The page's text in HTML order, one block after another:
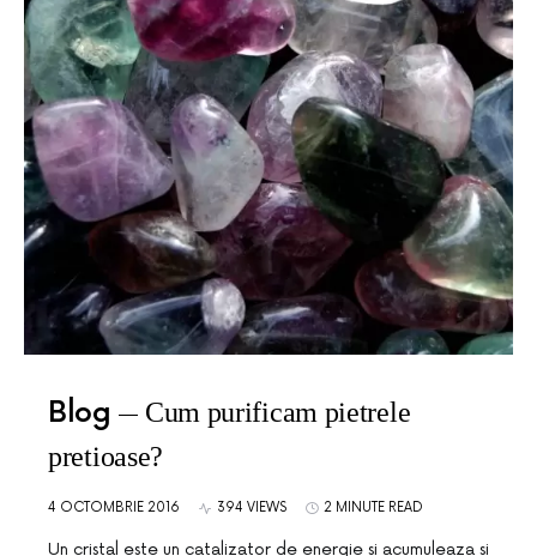
Blog
Cum purificam pietrele
pretioase?
4 OCTOMBRIE 2016 394 VIEWS 2 MINUTE READ
Un cristal este un catalizator de energie si acumuleaza si